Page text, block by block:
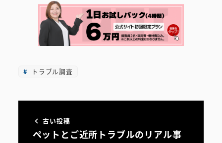
トラブル調査
古い投稿
ペットとご近所トラブルのリアル事